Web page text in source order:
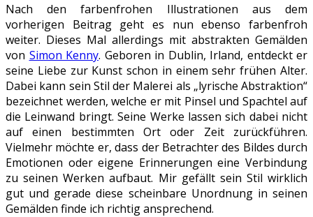
Nach den farbenfrohen Illustrationen aus dem
vorherigen Beitrag geht es nun ebenso farbenfroh
weiter. Dieses Mal allerdings mit abstrakten Gemälden
von Simon Kenny. Geboren in Dublin, Irland, entdeckt er
seine Liebe zur Kunst schon in einem sehr frühen Alter.
Dabei kann sein Stil der Malerei als „lyrische Abstraktion“
bezeichnet werden, welche er mit Pinsel und Spachtel auf
die Leinwand bringt. Seine Werke lassen sich dabei nicht
auf einen bestimmten Ort oder Zeit zurückführen.
Vielmehr möchte er, dass der Betrachter des Bildes durch
Emotionen oder eigene Erinnerungen eine Verbindung
zu seinen Werken aufbaut. Mir gefällt sein Stil wirklich
gut und gerade diese scheinbare Unordnung in seinen
Gemälden finde ich richtig ansprechend.